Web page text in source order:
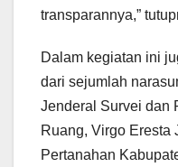
transparannya,”
Dalam kegiatan ini
dari sejumlah
Jenderal Survei dan
Ruang, Virgo Eresta
Pertanahan